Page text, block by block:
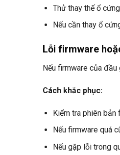
Thử thay thế ổ
Nếu cần thay ổ
Lỗi firmware
Nếu firmware của
Cách khắc phục:
Kiểm tra phiên bản
Nếu firmware quá
Nếu gặp lỗi trong